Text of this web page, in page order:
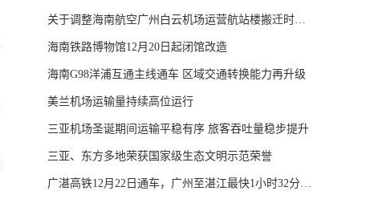
关于调整海南航空广州白云机场运营航站楼搬迁时间的公告
海南铁路博物馆12月20日起闭馆改造
海南G98洋浦互通主线通车 区域交通转换能力再升级
美兰机场运输量持续高位运行
三亚机场圣诞期间运输平稳有序 旅客吞吐量稳步提升
三亚、东方多地荣获国家级生态文明示范荣誉
广湛高铁12月22日通车，广州至湛江最快1小时32分可达